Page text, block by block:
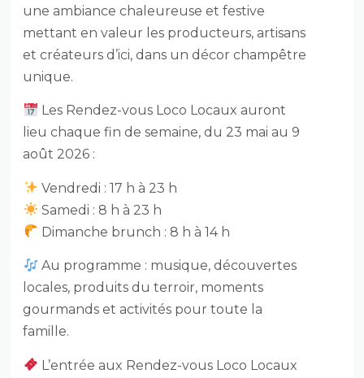
une ambiance chaleureuse et festive
mettant en valeur les producteurs, artisans
et créateurs d’ici, dans un décor champêtre
unique.
Les Rendez-vous Loco Locaux auront
lieu chaque fin de semaine, du 23 mai au 9
août 2026 :
Vendredi : 17 h à 23 h
Samedi : 8 h à 23 h
Dimanche brunch : 8 h à 14 h
Au programme : musique, découvertes
locales, produits du terroir, moments
gourmands et activités pour toute la
famille.
L’entrée aux Rendez-vous Loco Locaux